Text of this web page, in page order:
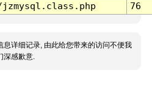
76
息详细记录, 由此给您带来的访问不便我
深感歉意.